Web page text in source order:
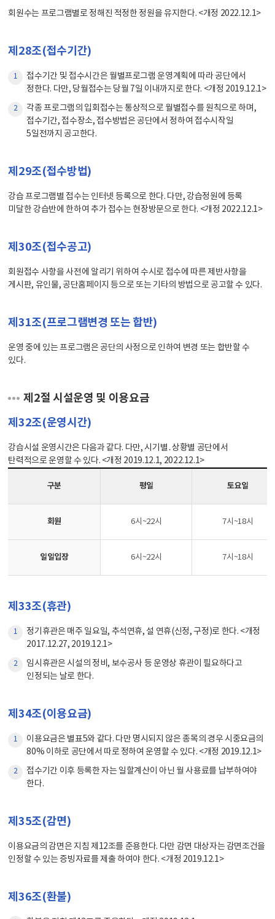
회원수는 프로그램별로 정해진 적정한 정원을 유지한다. <개정 2022.12.1>
제28조(접수기간)
1
접수기간 및 접수시간은 월별프로그램 운영계획에 따라 공단에서
정한다. 다만, 당월접수는 당월 7일 이내까지로 한다. <개정 2019.12.1>
2
각종 프로그램의 입회접수는 통상적으로 월별접수를 원칙으로 하며,
접수기간, 접수장소, 접수방법은 공단에서 정하여 접수시작일
5일전까지 공고한다.
제29조(접수방법)
강습 프로그램별 접수는 인터넷 등록으로 한다. 다만, 강습정원에 등록
미달한 강습반에 한하여 추가 접수는 현장방문으로 한다. <개정 2022.12.1>
제30조(접수공고)
회원접수 사항을 사전에 알리기 위하여 수시로 접수에 따른 제반사항을
게시판, 유인물, 공단홈페이지 등으로 또는 기타의 방법으로 공고할 수 있다.
제31조(프로그램변경 또는 합반)
운영 중에 있는 프로그램은 공단의 사정으로 인하여 변경 또는 합반할 수
있다.
제2절 시설운영 및 이용요금
제32조(운영시간)
강습시설 운영시간은 다음과 같다. 다만, 시기별․상황별 공단에서
탄력적으로 운영할 수 있다. <개정 2019.12.1, 2022.12.1>
구분 평일 토요일
회원 6시~22시 7시~18시
일일입장 6시~22시 7시~18시
제33조(휴관)
1
정기휴관은 매주 일요일, 추석연휴, 설 연휴(신정, 구정)로 한다. <개정
2017.12.27, 2019.12.1>
2
임시휴관은 시설의 정비, 보수공사 등 운영상 휴관이 필요하다고
인정되는 날로 한다.
제34조(이용요금)
1
이용요금은 별표5와 같다. 다만 명시되지 않은 종목의 경우 시중요금의
80% 이하로 공단에서 따로 정하여 운영할 수 있다. <개정 2019.12.1>
2
접수기간 이후 등록한 자는 일할계산이 아닌 월 사용료를 납부하여야
한다.
제35조(감면)
이용요금의 감면은 지침 제12조를 준용한다. 다만 감면 대상자는 감면조건을
인정할 수 있는 증빙자료를 제출 하여야 한다. <개정 2019.12.1>
제36조(환불)